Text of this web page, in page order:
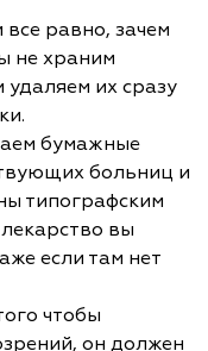
равно, зачем
не храним
удаляем их сразу
бумажные
больниц и
типографским
вы
если там нет
чтобы
он должен